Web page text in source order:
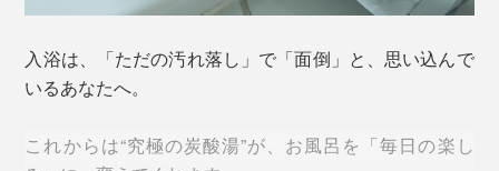
入浴は、「ただの汚れ落し」で「面倒」と、思い込んで
いるあなたへ。
これからは“究極の炭酸湯”が、お風呂を「毎日の楽し